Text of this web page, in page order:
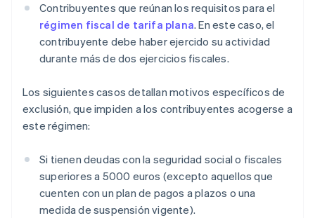
Contribuyentes que reúnan los requisitos para el
régimen fiscal de tarifa plana. En este caso, el
contribuyente debe haber ejercido su actividad
durante más de dos ejercicios fiscales.
Los siguientes casos detallan motivos específicos de
exclusión, que impiden a los contribuyentes acogerse a
este régimen:
Si tienen deudas con la seguridad social o fiscales
superiores a 5000 euros (excepto aquellos que
cuenten con un plan de pagos a plazos o una
medida de suspensión vigente).